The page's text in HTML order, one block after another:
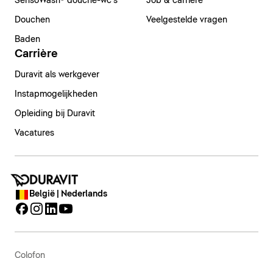
Douchen
Baden
Veelgestelde vragen
Carrière
Duravit als werkgever
Instapmogelijkheden
Opleiding bij Duravit
Vacatures
België | Nederlands
Colofon